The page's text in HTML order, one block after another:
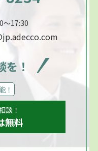
～17:30
を！
！
談！
無料